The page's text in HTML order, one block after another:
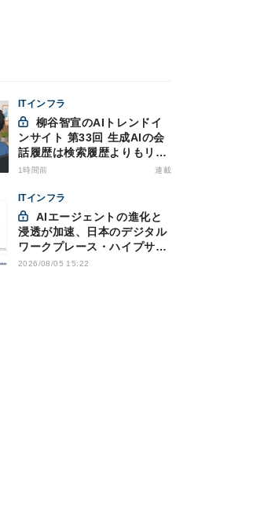
ITインフラ
ンサイト 第33回 生成AIの会
話履歴は検索履歴よりもリス
キー？今のうちに情報漏洩対
1時間前 連載
ITインフラ
浸透が加速、日本のデジタル
ワークプレース・ハイプサイ
クルをガートナーが発表
2026/08/05 15:22